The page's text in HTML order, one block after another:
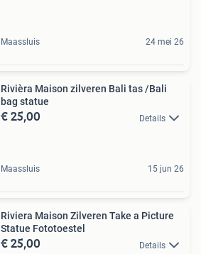
Maassluis 24 mei 26
Rivièra Maison zilveren Bali tas /Bali
bag statue
€ 25,00 Details
Maassluis 15 jun 26
Riviera Maison Zilveren Take a Picture
Statue Fototoestel
€ 25,00 Details